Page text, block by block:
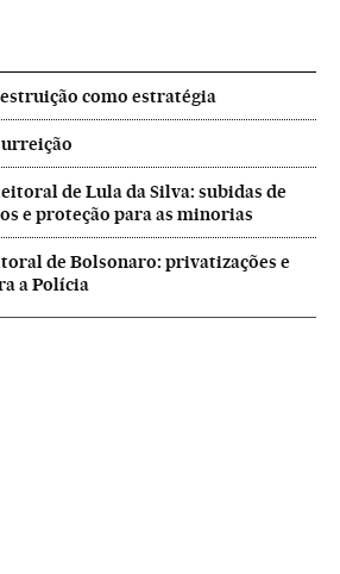
como estratégia
de Lula da Silva: subidas de
e proteção para as minorias
de Bolsonaro: privatizações e
a Polícia